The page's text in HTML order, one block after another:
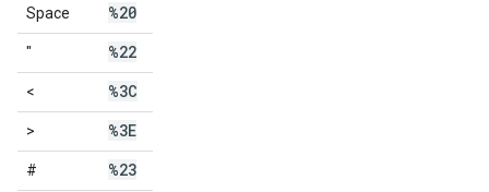
Space %20
" %22
< %3C
> %3E
# %23